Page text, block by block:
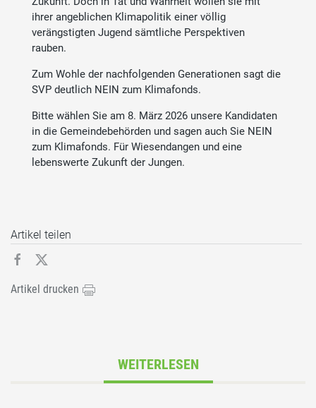
ihrer angeblichen Klimapolitik einer völlig
verängstigten Jugend sämtliche Perspektiven
rauben.
Zum Wohle der nachfolgenden Generationen sagt die
SVP deutlich NEIN zum Klimafonds.
Bitte wählen Sie am 8. März 2026 unsere Kandidaten
in die Gemeindebehörden und sagen auch Sie NEIN
zum Klimafonds. Für Wiesendangen und eine
lebenswerte Zukunft der Jungen.
Artikel teilen
Artikel drucken
WEITERLESEN